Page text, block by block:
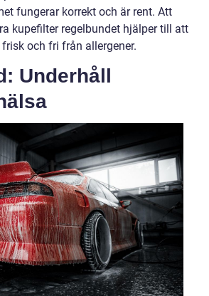
fungerar korrekt och är rent. Att
kupefilter regelbundet hjälper till att
och fri från allergener.
Underhåll